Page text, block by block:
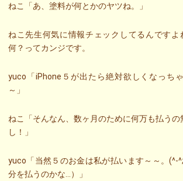
ねこ「あ、塗料が何とかのヤツね。」
ねこ先生何気に情報チェックしてるんですよ
何？ってカンジです。
yuco「iPhone５が出たら絶対欲しくなっち
～」
ねこ「そんなん、数ヶ月のために何万も払うの
し！」
yuco「当然５のお金は私が払います～～。
分を払うのかな…）」